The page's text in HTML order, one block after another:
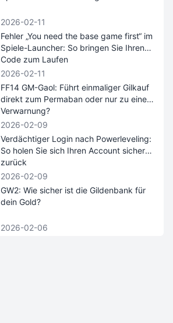
2026-02-11
Fehler „You need the base game first“ im
Spiele-Launcher: So bringen Sie Ihren
Code zum Laufen
2026-02-11
FF14 GM-Gaol: Führt einmaliger Gilkauf
direkt zum Permaban oder nur zu einer
Verwarnung?
2026-02-09
Verdächtiger Login nach Powerleveling:
So holen Sie sich Ihren Account sicher
zurück
2026-02-09
GW2: Wie sicher ist die Gildenbank für
dein Gold?
2026-02-06